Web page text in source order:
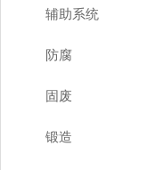
辅助系统
防腐
固废
锻造